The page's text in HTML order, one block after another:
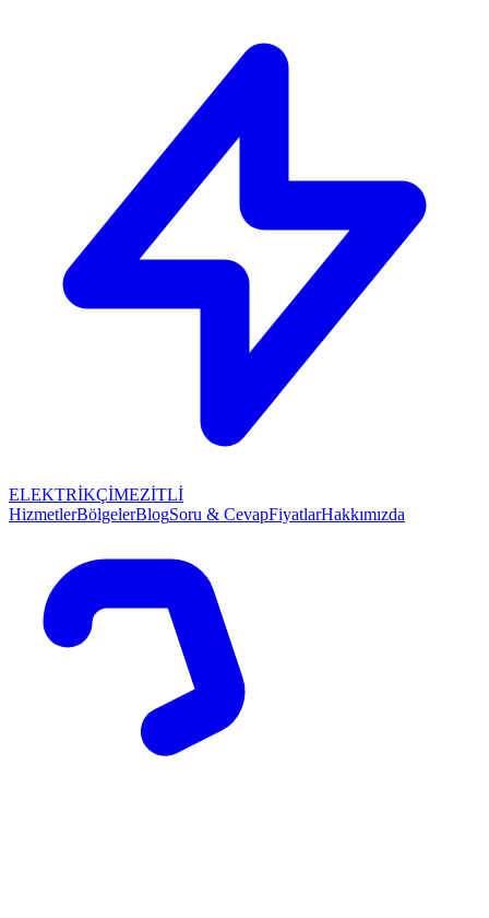
ELEKTRİKÇİMEZİTLİ
HizmetlerBölgelerBlogSoru & CevapFiyatlarHakkımızda